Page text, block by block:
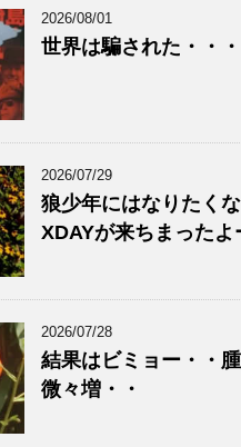
2026/08/01
世界は騙された・・・
2026/07/29
狼少年にはなりたく
XDAYが来ちまったよ
2026/07/28
結果はビミョー・・
微々増・・